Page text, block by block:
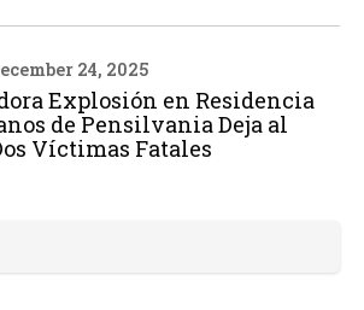
24, 2025
Explosión en Residencia
de Pensilvania Deja al
Víctimas Fatales